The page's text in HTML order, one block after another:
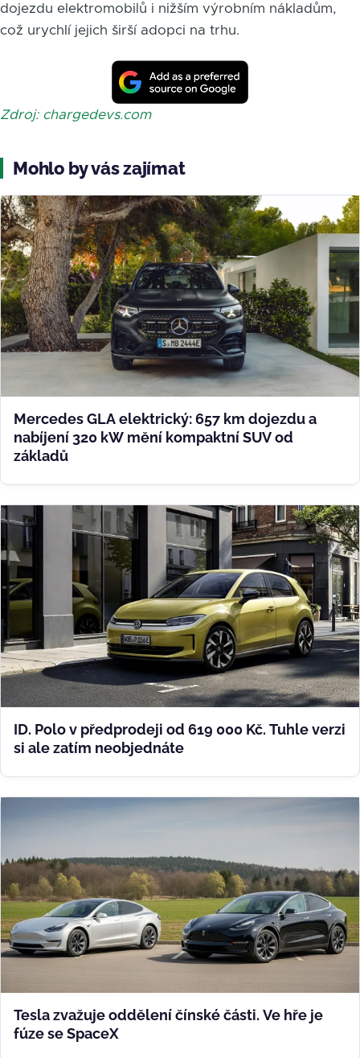
dojezdu elektromobilů i nižším výrobním nákladům,
což urychlí jejich širší adopci na trhu.
Zdroj: chargedevs.com
Mohlo by vás zajímat
Mercedes GLA elektrický: 657 km dojezdu a
nabíjení 320 kW mění kompaktní SUV od
základů
ID. Polo v předprodeji od 619 000 Kč. Tuhle verzi
si ale zatím neobjednáte
Tesla zvažuje oddělení čínské části. Ve hře je
fúze se SpaceX